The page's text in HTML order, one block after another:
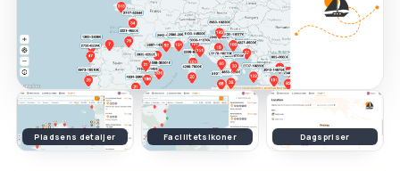
Pladsens detaljer Facilitetsikoner Dagspriser